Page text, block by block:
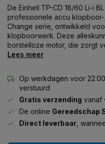
De Einhell TP-CD 18/60 Li-i
professionele accu
Change serie, ontwikkeld
klopboorwerk. Deze
borstelloze motor, die zorgt
Lees meer
Op werkdagen voor
verstuurd
Gratis verzending vanaf
De online Gereedschap
Direct leverbaar ,